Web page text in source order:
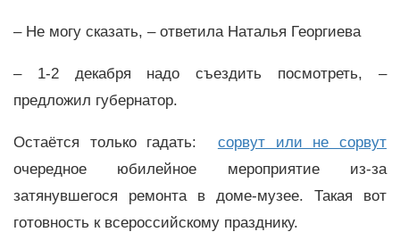
– Не могу сказать, – ответила Наталья Георгиева
– 1-2 декабря надо съездить посмотреть, –
предложил губернатор.
Остаётся только гадать: сорвут или не сорвут
очередное юбилейное мероприятие из-за
затянувшегося ремонта в доме-музее. Такая вот
готовность к всероссийскому празднику.